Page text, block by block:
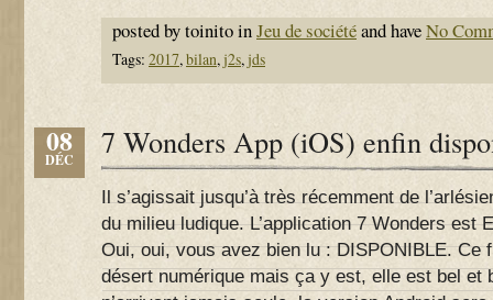
posted by toinito inJeu de sociétéand haveNo
Tags: 2017, bilan, j2s, jds
08
DÉC 7 Wonders App (iOS) enfin
Il s’agissait jusqu’à très récemment de
du milieu ludique. L’application 7 Wonders est
Oui, oui, vous avez bien lu : DISPONIBLE. Ce
désert numérique mais ça y est, elle est bel et